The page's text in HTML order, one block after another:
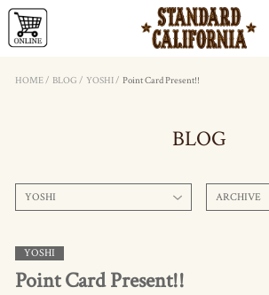
HOME/ BLOG / YOSHI/ Point Card Present!!
BLOG
YOSHI ARCHIVE
YOSHI
Point Card Present!!